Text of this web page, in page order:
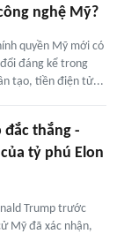
nghệ Mỹ?
quyền Mỹ mới có
đáng kể trong
tạo, tiền điện tử...
đắc thắng -
tỷ phú Elon
Trump trước
Mỹ đã xác nhận,